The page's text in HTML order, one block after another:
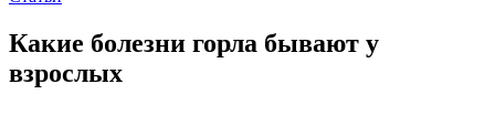
Какие болезни горла бывают у
взрослых